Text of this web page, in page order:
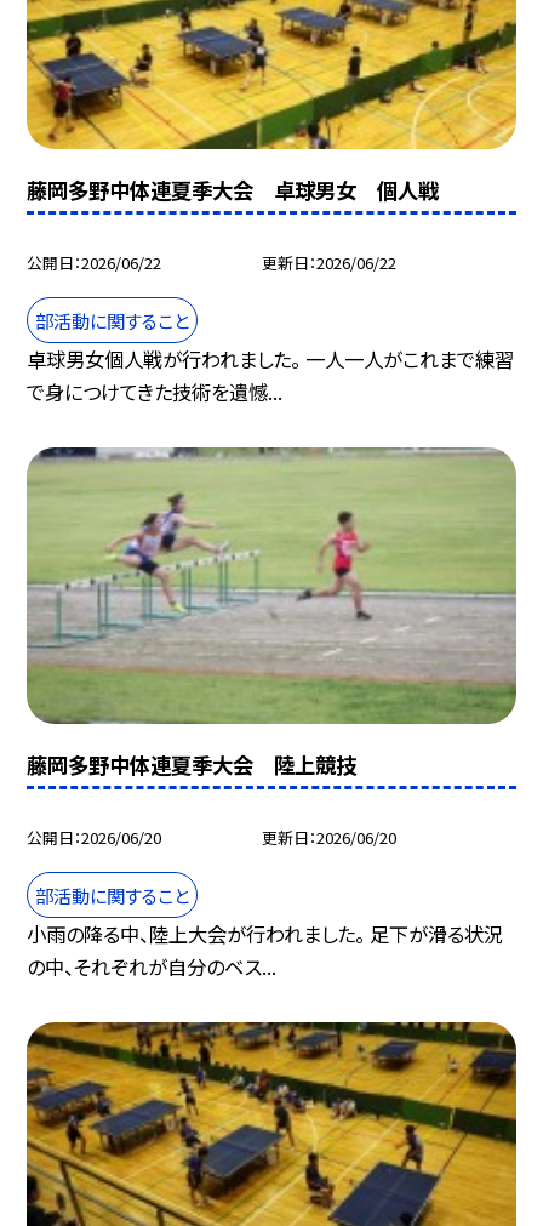
藤岡多野中体連夏季大会 卓球男女 個人戦
公開日 2026/06/22 更新日 2026/06/22
部活動に関すること
卓球男女個人戦が行われました。 一人一人がこれまで練習
で身につけてきた技術を遺憾...
藤岡多野中体連夏季大会 陸上競技
公開日 2026/06/20 更新日 2026/06/20
部活動に関すること
小雨の降る中、陸上大会が行われました。 足下が滑る状況
の中、それぞれが自分のベス...